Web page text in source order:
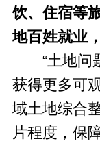
饮、住宿等
地百姓就业
“土地问题
获得更多可
域土地综合
片程度，保